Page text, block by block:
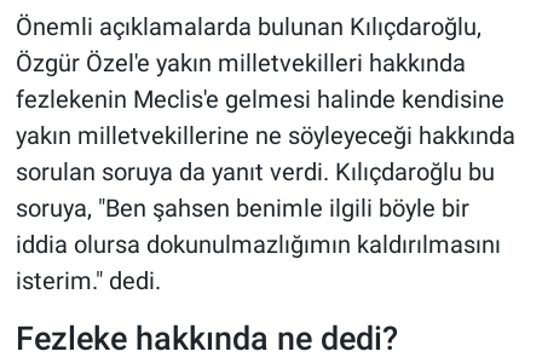
Önemli açıklamalarda bulunan Kılıçdaroğlu,
Özgür Özel'e yakın milletvekilleri hakkında
fezlekenin Meclis'e gelmesi halinde kendisine
yakın milletvekillerine ne söyleyeceği hakkında
sorulan soruya da yanıt verdi. Kılıçdaroğlu bu
soruya, "Ben şahsen benimle ilgili böyle bir
iddia olursa dokunulmazlığımın kaldırılmasını
isterim." dedi.
Fezleke hakkında ne dedi?